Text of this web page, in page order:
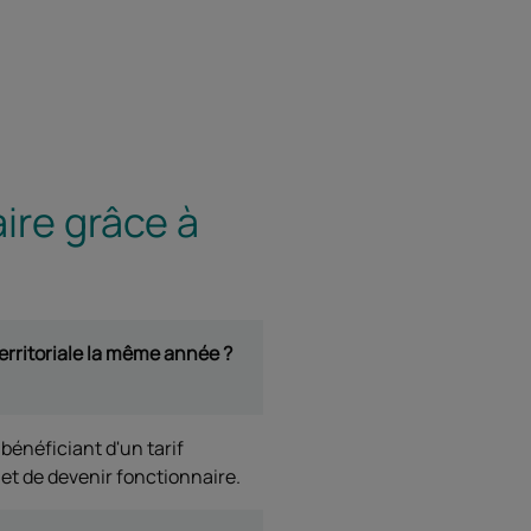
grâce à
la même année ?
d'un tarif
de devenir fonctionnaire.